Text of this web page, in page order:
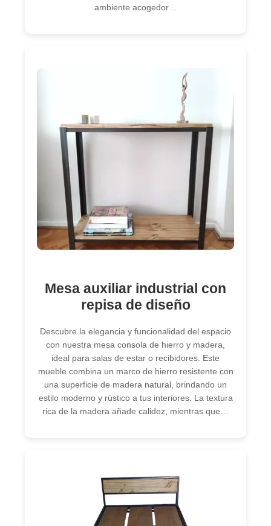
ambiente acogedor…
Mesa auxiliar industrial con
repisa de diseño
Descubre la elegancia y funcionalidad del espacio
con nuestra mesa consola de hierro y madera,
ideal para salas de estar o recibidores. Este
mueble combina un marco de hierro resistente con
una superficie de madera natural, brindando un
estilo moderno y rústico a tus interiores. La textura
rica de la madera añade calidez, mientras que…